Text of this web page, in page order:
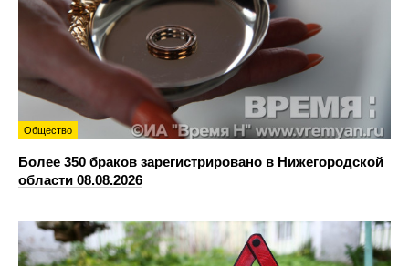
Общество
Более 350 браков зарегистрировано в Нижегородской
области 08.08.2026